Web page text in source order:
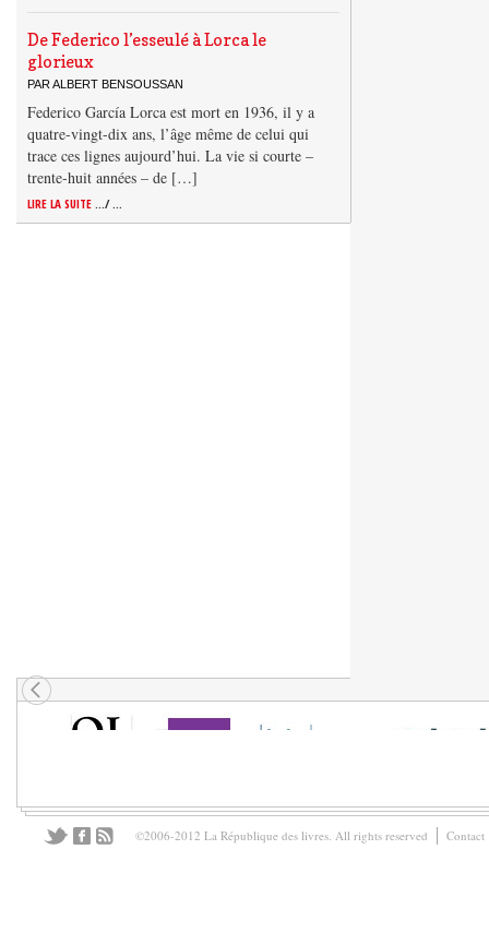
De Federico l’esseulé à Lorca le
glorieux
PAR ALBERT BENSOUSSAN
Federico García Lorca est mort en 1936, il y a
quatre-vingt-dix ans, l’âge même de celui qui
trace ces lignes aujourd’hui. La vie si courte –
trente-huit années – de […]
LIRE LA SUITE .../ ...
©2006-2012 La République des livres. All rights reserved Contact